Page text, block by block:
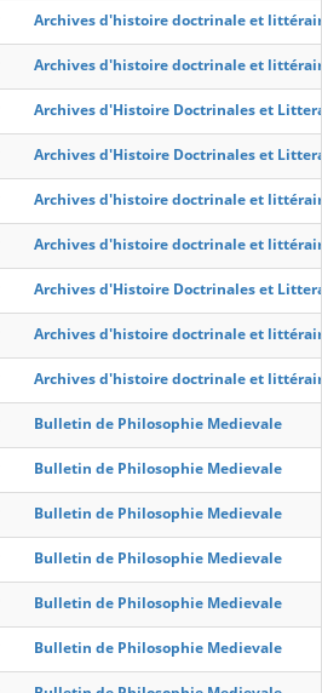
Archives d'histoire doctrinale et
Archives d'histoire doctrinale et
Archives d'Histoire Doctrinales et
Archives d'Histoire Doctrinales et
Archives d'histoire doctrinale et
Archives d'histoire doctrinale et
Archives d'Histoire Doctrinales et
Archives d'histoire doctrinale et
Archives d'histoire doctrinale et
Bulletin de Philosophie Medievale
Bulletin de Philosophie Medievale
Bulletin de Philosophie Medievale
Bulletin de Philosophie Medievale
Bulletin de Philosophie Medievale
Bulletin de Philosophie Medievale